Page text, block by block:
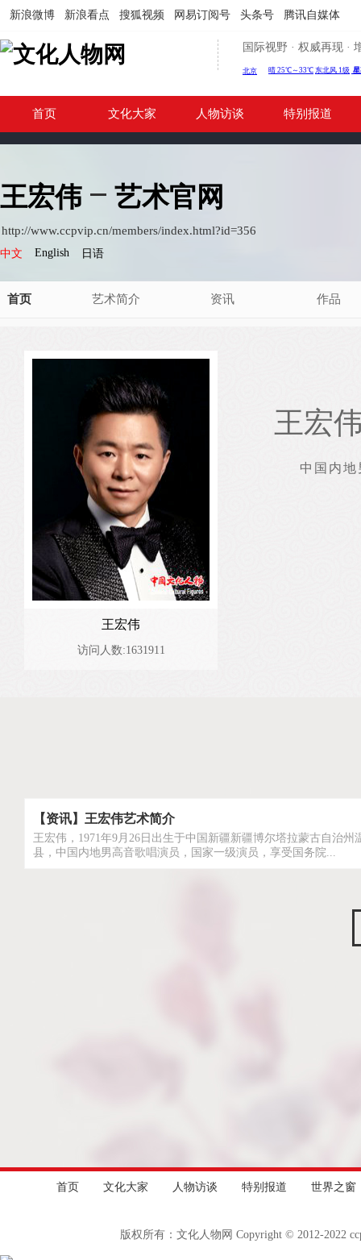
新浪微博 新浪看点 搜狐视频 网易订阅号 头条号 腾讯自媒体
国际视野 · 权威再现 ·
首页 文化大家 人物访谈 特别报道
王宏伟 艺术官网
http://www.ccpvip.cn/members/index.html?id=356
中文 English 日语
首页 艺术简介 资讯 作品
王宏伟
访问人数:1631911
王宏
中国内
【资讯】王宏伟艺术简介
王宏伟，1971年9月26日出生于中国新疆新疆博尔塔拉蒙古自治州
县，中国内地男高音歌唱演员，国家一级演员，享受国务院...
首页 文化大家 人物访谈 特别报道 世界之窗
版权所有：文化人物网 Copyright © 2012-2022